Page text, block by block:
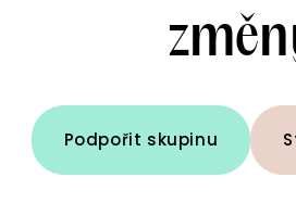
Podpořit skupinu